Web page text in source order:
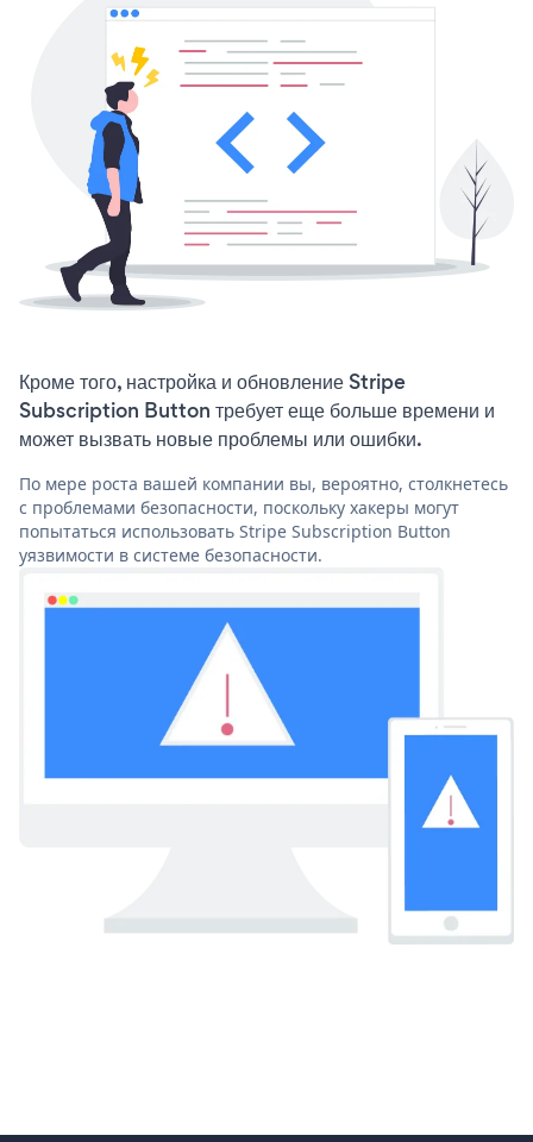
Кроме того, настройка и обновление Stripe
Subscription Button требует еще больше времени и
может вызвать новые проблемы или ошибки.
По мере роста вашей компании вы, вероятно, столкнетесь
с проблемами безопасности, поскольку хакеры могут
попытаться использовать Stripe Subscription Button
уязвимости в системе безопасности.